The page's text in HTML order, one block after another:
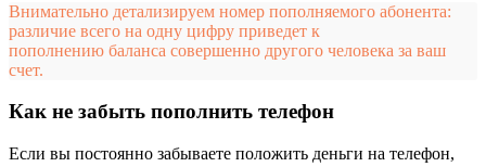
Внимательно детализируем номер пополняемого абонента:
различие всего на одну цифру приведет к
пополнению баланса совершенно другого человека за ваш
счет.
Как не забыть пополнить телефон
Если вы постоянно забываете положить деньги на телефон,